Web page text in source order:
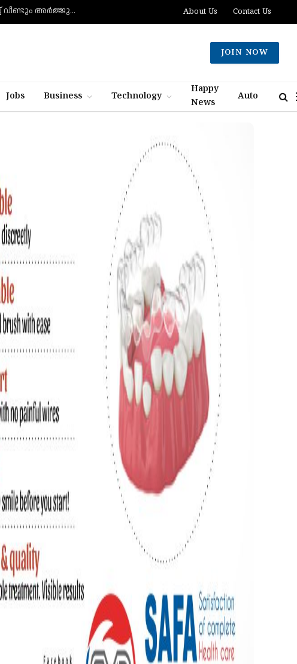
മുട്ടിന് വെടിവെച്ചാലും മുട്ടുകുത്തില്ല, ചത്താലും ഭയപ്പാടില്ല- വെല്ലുവിളിച്ച് വീണ്ടും അർജ്ജുൻ ആയങ്കി About Us Contact Us
JOIN NOW
Jobs Business Technology
Happy
News
Auto